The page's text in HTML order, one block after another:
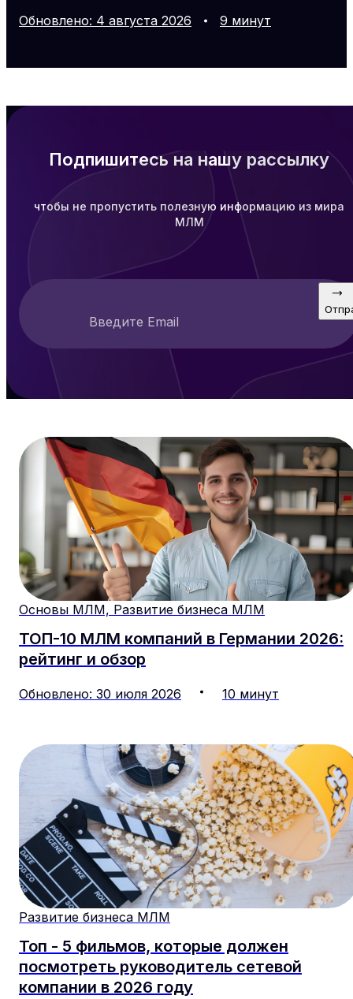
Обновлено: 4 августа 2026 9 минут
Подпишитесь на нашу рассылку
чтобы не пропустить полезную информацию из мира
МЛМ
Введите Email
Основы МЛМ, Развитие бизнеса МЛМ
ТОП-10 МЛМ компаний в Германии 2026:
рейтинг и обзор
Обновлено: 30 июля 2026 10 минут
Развитие бизнеса МЛМ
Топ - 5 фильмов, которые должен
посмотреть руководитель сетевой
компании в 2026 году